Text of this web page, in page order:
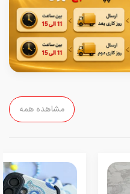
مشاهده همه